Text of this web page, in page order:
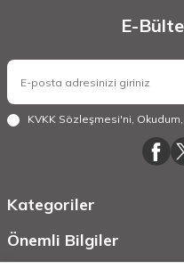
E-
KVKK Sözleşmesi'ni,
Kategoriler
Önemli Bilgiler